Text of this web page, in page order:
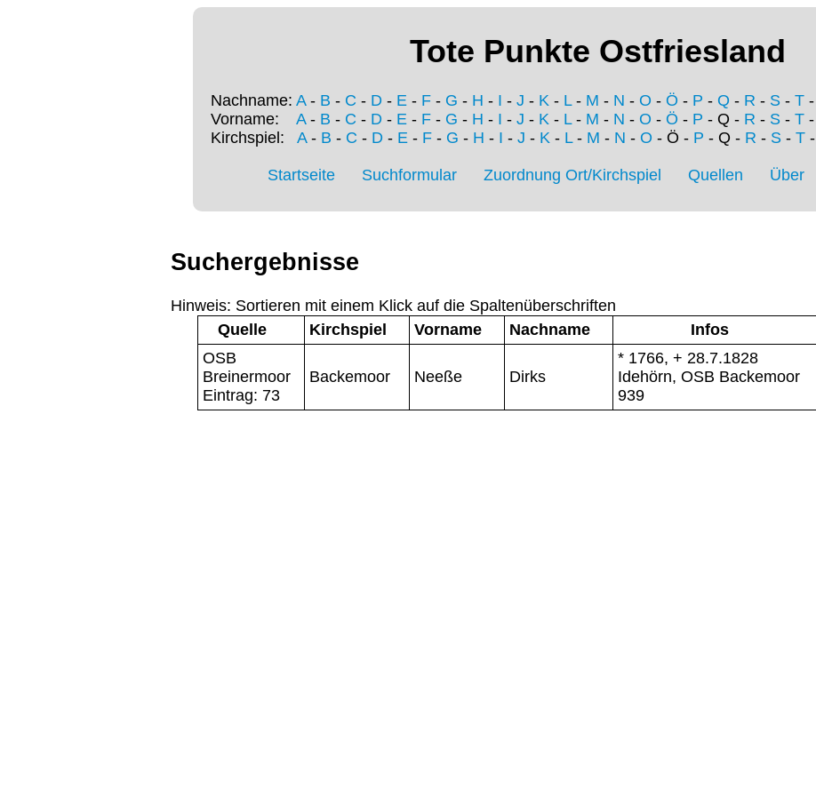
Tote Punkte Ostfriesland
Nachname: A- B - C - D - E - F - G - H - I - J - K - L- M - N - O - Ö - P - Q - R - S - T -
Vorname: A- B - C - D - E - F - G - H - I - J - K - L- M - N - O - Ö - P - Q - R - S - T -
Kirchspiel: A- B - C - D- E- F- G - H - I - J - K- L- M - N - O - Ö - P - Q - R - S- T-
Startseite Suchformular Zuordnung Ort/Kirchspiel Quellen Über
Suchergebnisse
Hinweis: Sortieren mit einem Klick auf die Spaltenüberschriften
Quelle
Kirchspiel Vorname Nachname Infos
OSB
Breinermoor
Eintrag: 73
Backemoor Neeße Dirks
* 1766, + 28.7.1828
Idehörn, OSB Backemoor
939